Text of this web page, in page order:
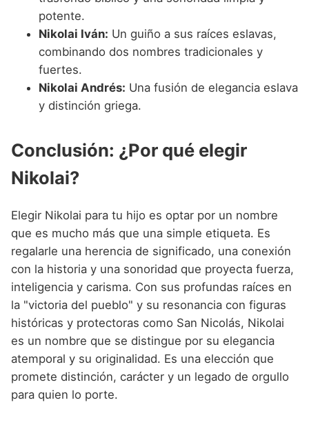
potente.
Nikolai Iván: Un guiño a sus raíces eslavas,
combinando dos nombres tradicionales y
fuertes.
Nikolai Andrés: Una fusión de elegancia eslava
y distinción griega.
Conclusión: ¿Por qué elegir
Nikolai?
Elegir Nikolai para tu hijo es optar por un nombre
que es mucho más que una simple etiqueta. Es
regalarle una herencia de significado, una conexión
con la historia y una sonoridad que proyecta fuerza,
inteligencia y carisma. Con sus profundas raíces en
la "victoria del pueblo" y su resonancia con figuras
históricas y protectoras como San Nicolás, Nikolai
es un nombre que se distingue por su elegancia
atemporal y su originalidad. Es una elección que
promete distinción, carácter y un legado de orgullo
para quien lo porte.